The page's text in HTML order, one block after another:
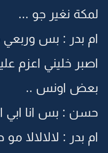
لمكة نغير جو ...
ام بدر : بس وربعي
اصبر خليني اعزم
بعض اونس ..
حسن : بس انا ابي
ام بدر : لالالالا مو